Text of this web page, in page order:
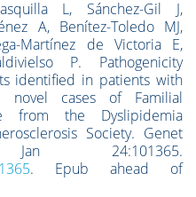
L, Sánchez-Gil J,
A, Benítez-Toledo MJ,
Martínez de Victoria E,
P. Pathogenicity
identified in patients with
novel cases of Familial
from the Dyslipidemia
Society. Genet
24:101365.
. Epub ahead of